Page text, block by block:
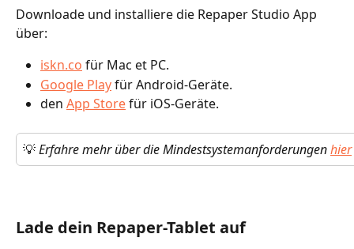
Downloade und installiere die Repaper Studio App
über:
iskn.co für Mac et PC.
Google Play für Android-Geräte.
den App Store für iOS-Geräte.
💡 Erfahre mehr über die Mindestsystemanforderungen hier
Lade dein Repaper-Tablet auf